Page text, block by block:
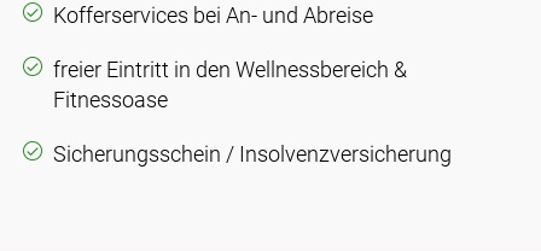
Kofferservices bei An- und Abreise
freier Eintritt in den Wellnessbereich &
Fitnessoase
Sicherungsschein / Insolvenzversicherung